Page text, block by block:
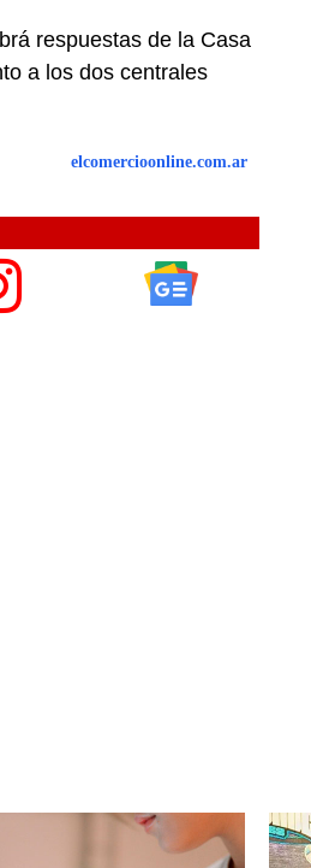
respuestas de la Casa
a los dos centrales
elcomercioonline.com.ar